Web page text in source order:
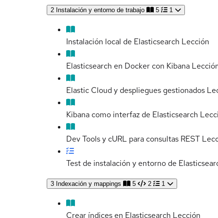
2 Instalación y entorno de trabajo 5 1
Instalación local de Elasticsearch Lección
Elasticsearch en Docker con Kibana
Elastic Cloud y despliegues gestionados
Kibana como interfaz de Elasticsearch
Dev Tools y cURL para consultas REST
Test de instalación y entorno de
3 Indexación y mappings 5 2 1
Crear índices en Elasticsearch Lección